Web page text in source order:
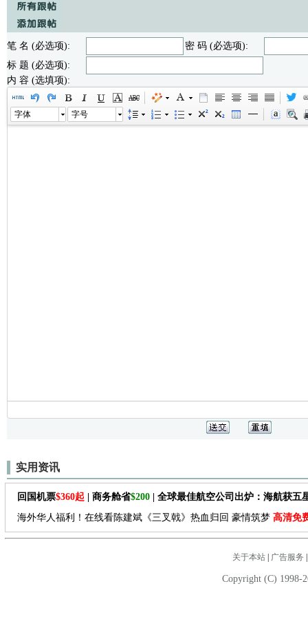
笔 名 (必选项):
密 码 (必选项):
标 题 (必选项):
内 容 (选填项):
字体 字号
实用资讯
回国机票$360起 | 商务舱省$200 | 全球最佳航空公司出炉：海航获五
海外华人福利！在线看陈建斌《三叉戟》热血归回 豪情筑梦 高清免
关于本站| 广告服务
Copyright (C) 1998-